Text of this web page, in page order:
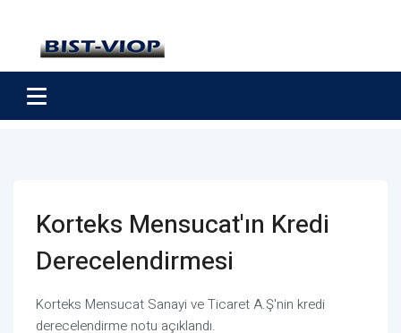
Korteks Mensucat'ın Kredi
Derecelendirmesi
Korteks Mensucat Sanayi ve Ticaret A.Ş'nin kredi
derecelendirme notu açıklandı.